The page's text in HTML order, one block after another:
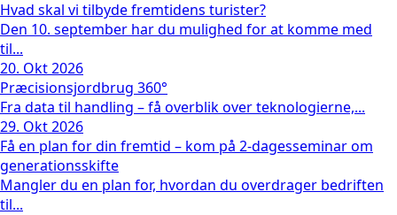
Hvad skal vi tilbyde fremtidens turister?
Den 10. september har du mulighed for at komme med
til...
20. Okt 2026
Præcisionsjordbrug 360°
Fra data til handling – få overblik over teknologierne,...
29. Okt 2026
Få en plan for din fremtid – kom på 2-dagesseminar om
generationsskifte
Mangler du en plan for, hvordan du overdrager bedriften
til...